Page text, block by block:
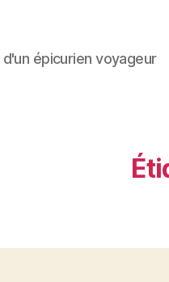
épicurien voyageur